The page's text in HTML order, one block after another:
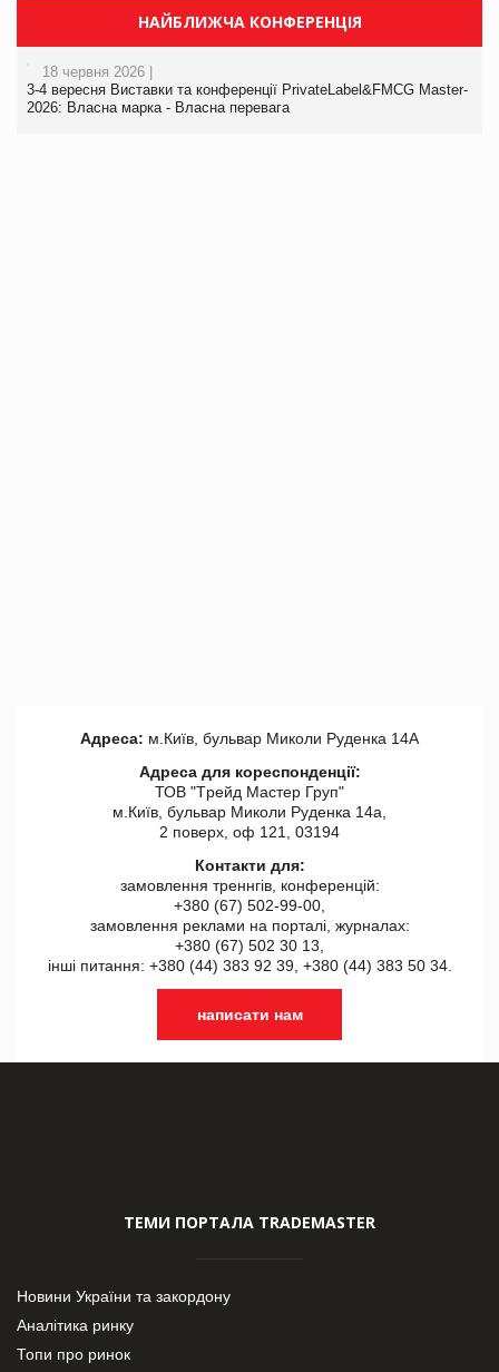
НАЙБЛИЖЧА КОНФЕРЕНЦІЯ
18 червня 2026 |
3-4 вересня Виставки та конференції PrivateLabel&FMCG Master-
2026: Власна марка - Власна перевага
Адреса: м.Київ, бульвар Миколи Руденка 14А
Адреса для кореспонденції:
ТОВ "Tрейд Мастер Груп"
м.Київ, бульвар Миколи Руденка 14а,
2 поверх, оф 121, 03194
Контакти для:
замовлення треннгів, конференцій:
+380 (67) 502-99-00,
замовлення реклами на порталі, журналах:
+380 (67) 502 30 13,
інші питання: +380 (44) 383 92 39, +380 (44) 383 50 34.
написати нам
ТЕМИ ПОРТАЛА TRADEMASTER
Новини України та закордону
Аналітика ринку
Топи про ринок